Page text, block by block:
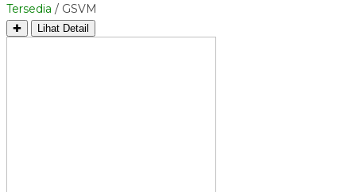
Tersedia / GSVM
✚ Lihat Detail